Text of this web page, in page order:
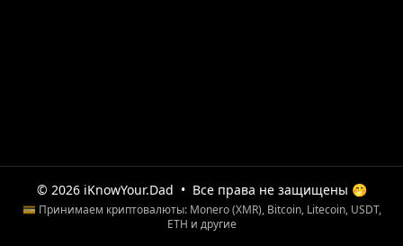
© 2026 iKnowYour.Dad • Все права не защищены 🤭
💳 Принимаем криптовалюты: Monero (XMR), Bitcoin, Litecoin, USDT,
ETH и другие